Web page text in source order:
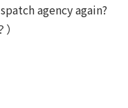
agency again?